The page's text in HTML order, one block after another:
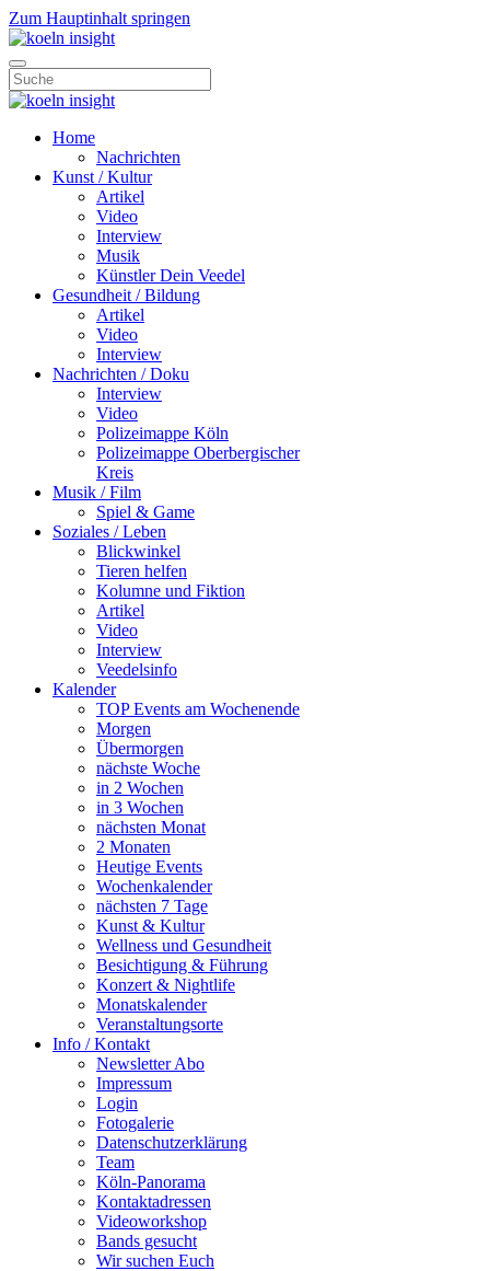
Zum Hauptinhalt springen
Home
Nachrichten
Kunst / Kultur
Artikel
Video
Interview
Musik
Künstler Dein Veedel
Gesundheit / Bildung
Artikel
Video
Interview
Nachrichten / Doku
Interview
Video
Polizeimappe Köln
Polizeimappe Oberbergischer
Kreis
Musik / Film
Spiel & Game
Soziales / Leben
Blickwinkel
Tieren helfen
Kolumne und Fiktion
Artikel
Video
Interview
Veedelsinfo
Kalender
TOP Events am Wochenende
Morgen
Übermorgen
nächste Woche
in 2 Wochen
in 3 Wochen
nächsten Monat
2 Monaten
Heutige Events
Wochenkalender
nächsten 7 Tage
Kunst & Kultur
Wellness und Gesundheit
Besichtigung & Führung
Konzert & Nightlife
Monatskalender
Veranstaltungsorte
Info / Kontakt
Newsletter Abo
Impressum
Login
Fotogalerie
Datenschutzerklärung
Team
Köln-Panorama
Kontaktadressen
Videoworkshop
Bands gesucht
Wir suchen Euch